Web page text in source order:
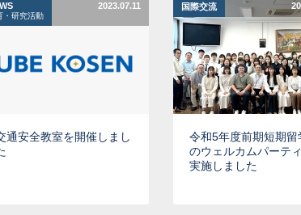
・研究活動
2023.07.11
通安全教室を開催しまし
国際交流
令和5年度前期短期留
のウェルカムパーテ
実施しました